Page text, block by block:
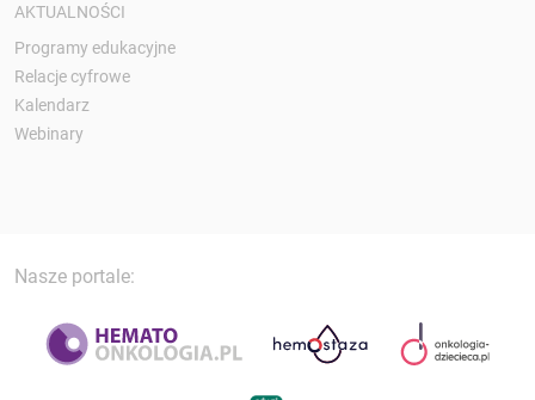
AKTUALNOŚCI
Programy edukacyjne
Relacje cyfrowe
Kalendarz
Webinary
Nasze portale: